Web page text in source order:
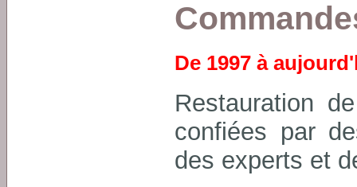
De 1997 à
Restauration
confiées par
des experts et